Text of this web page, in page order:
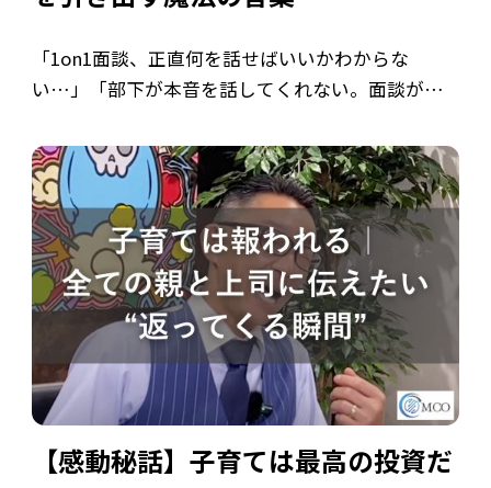
「1on1面談、正直何を話せばいいかわからな
い…」「部下が本音を話してくれない。面談がた
難しすぎる…」 多くの管理職が抱える「1on1面
談」の悩み。もしあなたが一つでも当てはま […]
【感動秘話】子育ては最高の投資だ